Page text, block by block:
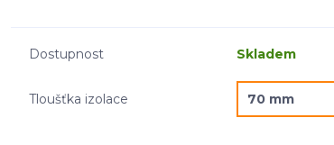
Dostupnost Skladem
Tloušťka izolace